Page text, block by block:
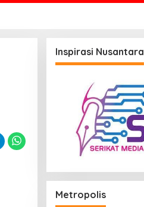
Inspirasi Nusantara
Metropolis